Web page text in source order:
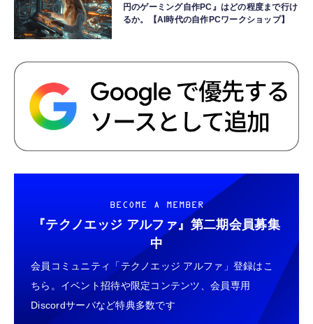
円のゲーミング自作PC』はどの程度まで行け
るか。【AI時代の自作PCワークショップ】
BECOME A MEMBER
『テクノエッジ アルファ』 第二期会員募集
中
会員コミュニティ「テクノエッジ アルファ」登録はこ
ちら。イベント招待や限定コンテンツ、会員専用
Discordサーバなど特典多数です